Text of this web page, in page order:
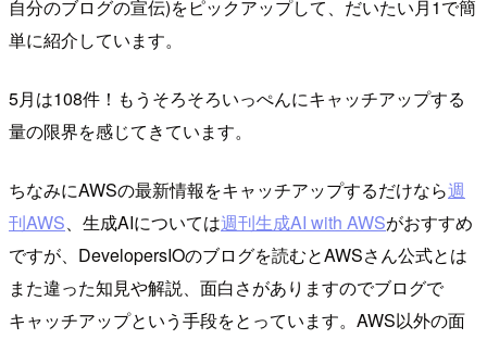
自分のブログの宣伝)をピックアップして、だいたい月1で簡
単に紹介しています。
5月は108件！もうそろそろいっぺんにキャッチアップする
量の限界を感じてきています。
ちなみにAWSの最新情報をキャッチアップするだけなら週
刊AWS 、生成AIについては週刊生成AI with AWSがおすすめ
ですが、DevelopersIOのブログを読むとAWSさん公式とは
また違った知見や解説、面白さがありますのでブログで
キャッチアップという手段をとっています。AWS以外の面